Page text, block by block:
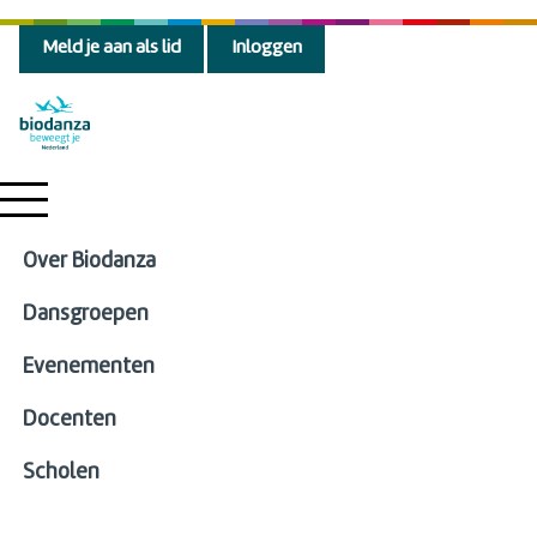
Meld je aan als lid Inloggen
Over Biodanza
Dansgroepen
Evenementen
Docenten
Scholen